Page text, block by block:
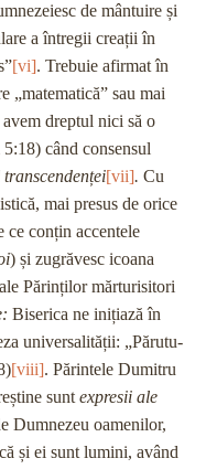
de mântuire și
a întregii creații în
[vi]. Trebuie afirmat în
„matematică” sau mai
dreptul nici să o
când consensul
[vii]. Cu
mai presus de orice
ce conțin accentele
) și zugrăvesc icoana
Părinților mărturisitori
Biserica ne inițiază în
universalității: „Părutu-
[viii]. Părintele Dumitru
sunt expresii ale
Dumnezeu oamenilor,
și ei sunt lumini, având